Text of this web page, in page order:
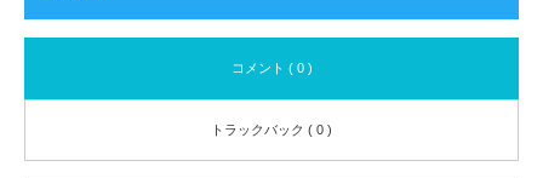
コメント ( 0 )
トラックバック ( 0 )